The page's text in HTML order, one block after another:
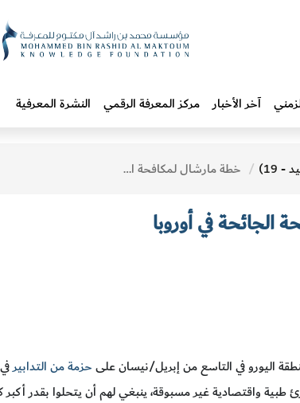
آخر الأخبار مركز المعرفة الرقمي النشرة المعرفية
19) خطة مارشال لمكافحة الجائحة في أوروبا
في أوروبا
منطقة اليورو في التاسع من إبريل/نيسان علىحزمة من التدابير